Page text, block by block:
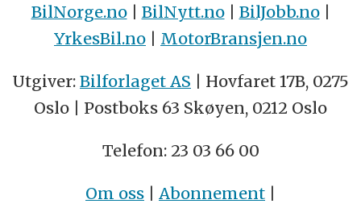
BilNorge.no| BilNytt.no| BilJobb.no|
YrkesBil.no | MotorBransjen.no
Utgiver: Bilforlaget AS | Hovfaret 17B, 0275
Oslo | Postboks 63 Skøyen, 0212 Oslo
Telefon: 23 03 66 00
Om oss | Abonnement |